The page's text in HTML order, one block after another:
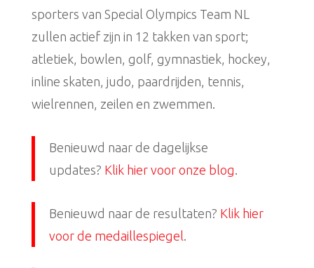
sporters van Special Olympics Team NL
zullen actief zijn in 12 takken van sport;
atletiek, bowlen, golf, gymnastiek, hockey,
inline skaten, judo, paardrijden, tennis,
wielrennen, zeilen en zwemmen.
Benieuwd naar de dagelijkse
updates? Klik hier voor onze blog.
Benieuwd naar de resultaten? Klik hier
voor de medaillespiegel.